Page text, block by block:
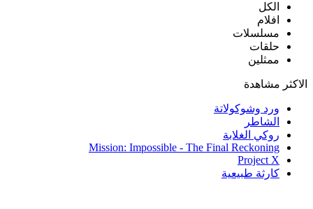
الكل
افلام
مسلسلات
حلقات
ممثلين
الاكثر مشاهدة
ورد وشوكولاتة
الشاطر
روكي الغلابة
Mission: Impossible - The Final Reckoning
Project X
كارثة طبيعية